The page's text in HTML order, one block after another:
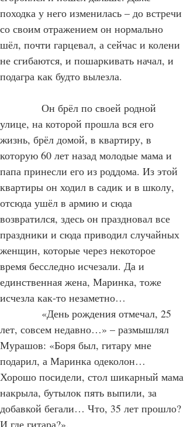
сгорбился и пошёл дальше. Даже
походка у него изменилась – до встречи
со своим отражением он нормально
шёл, почти гарцевал, а сейчас и колени
не сгибаются, и пошаркивать начал, и
подагра как будто вылезла.
Он брёл по своей родной
улице, на которой прошла вся его
жизнь, брёл домой, в квартиру, в
которую 60 лет назад молодые мама и
папа принесли его из роддома. Из этой
квартиры он ходил в садик и в школу,
отсюда ушёл в армию и сюда
возвратился, здесь он праздновал все
праздники и сюда приводил случайных
женщин, которые через некоторое
время бесследно исчезали. Да и
единственная жена, Маринка, тоже
исчезла как-то незаметно…
«День рождения отмечал, 25
лет, совсем недавно…» – размышлял
Мурашов: «Боря был, гитару мне
подарил, а Маринка одеколон…
Хорошо посидели, стол шикарный мама
накрыла, бутылок пять выпили, за
добавкой бегали… Что, 35 лет прошло?